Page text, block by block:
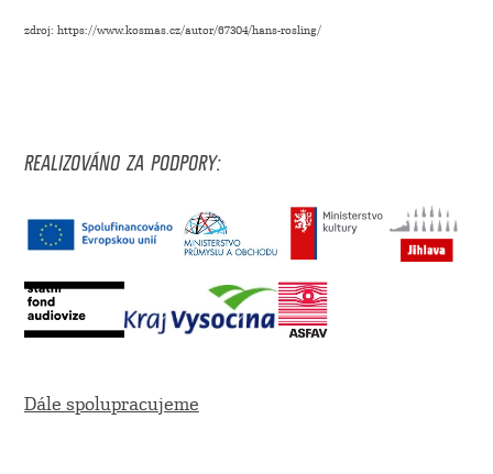
zdroj: https://www.kosmas.cz/autor/67304/hans-rosling/
REALIZOVÁNO ZA PODPORY:
Dále spolupracujeme